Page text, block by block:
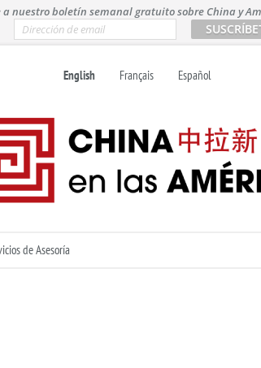
a nuestro boletín semanal gratuito sobre China y
m
English Français Español
de Asesoría